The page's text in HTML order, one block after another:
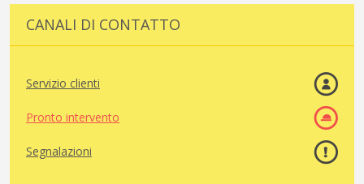
CANALI DI CONTATTO
Servizio clienti
Pronto intervento
Segnalazioni